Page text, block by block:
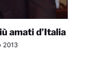
amati d’Italia
2013